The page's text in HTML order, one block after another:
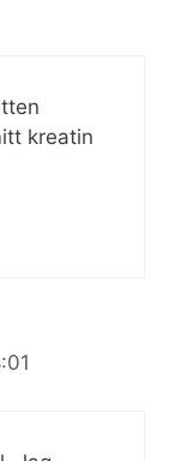
kreatin